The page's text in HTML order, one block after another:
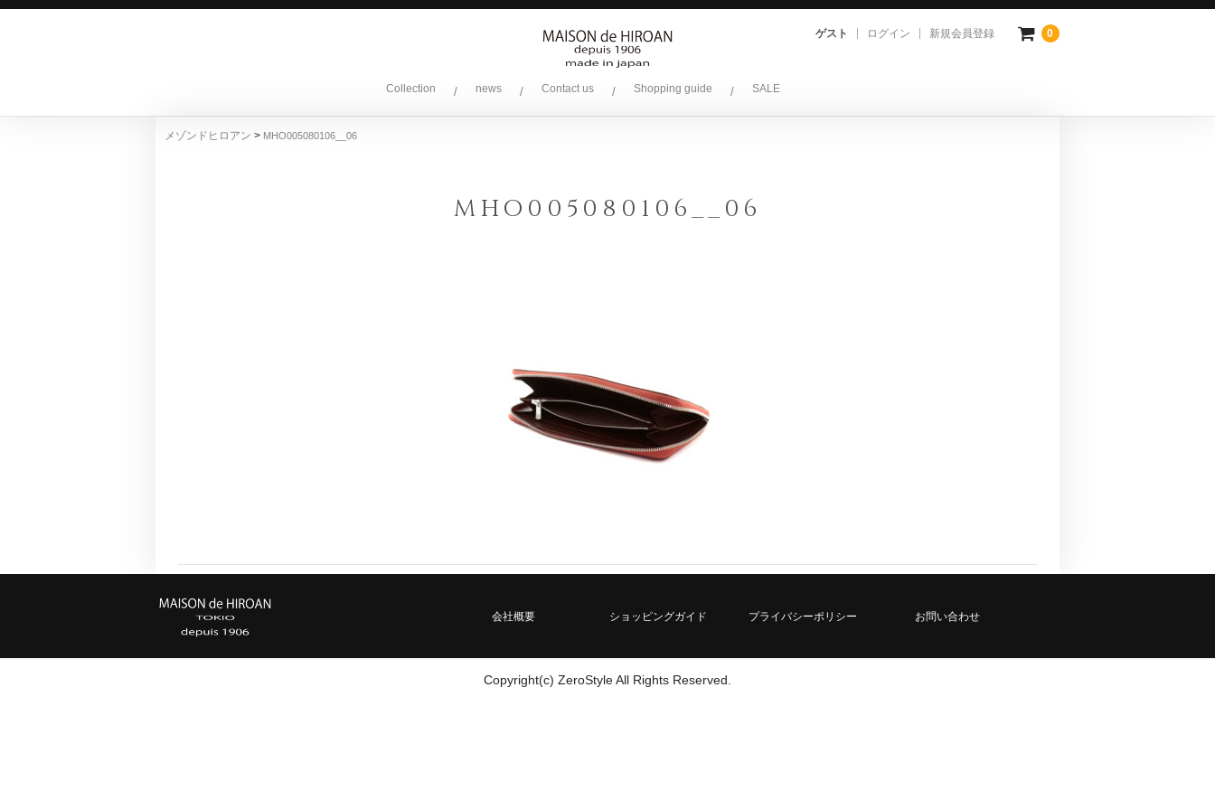
ゲスト ログイン 新規会員登録 0
Collection / news / Contact us / Shopping guide / SALE
メゾンドヒロアン > MHO005080106__06
MHO005080106__06
会社概要 ショッピングガイド プライバシーポリシー お問い合わせ
Copyright(c) ZeroStyle All Rights Reserved.